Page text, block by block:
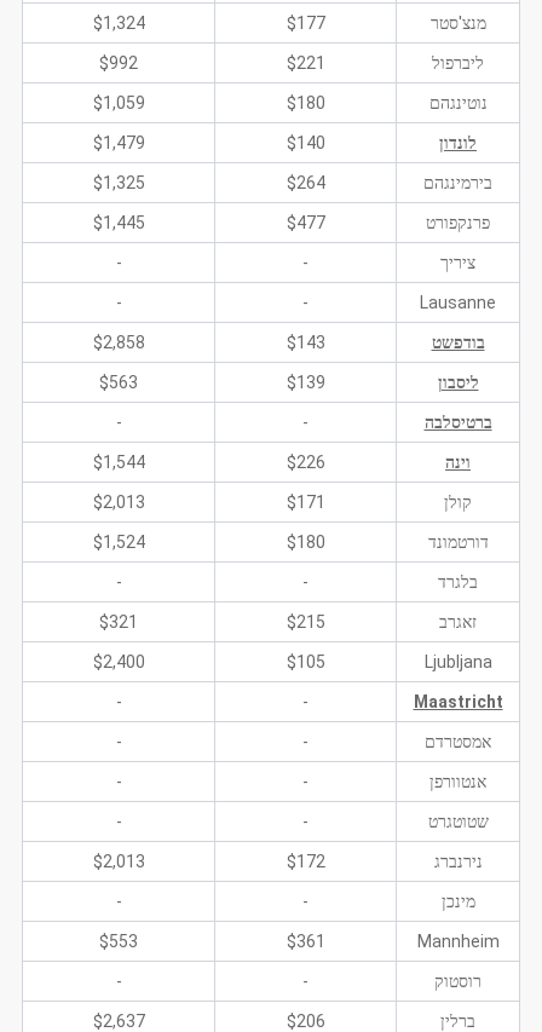
מנצ'סטר $177
$1,324
ליברפול $221
$992
נוטינגהם $180
$1,059
לונדון $140
$1,479
בירמינגהם $264
$1,325
פרנקפורט $477
$1,445
ציריך -
-
Lausanne
-
-
בודפשט $143
$2,858
ליסבון $139
$563
ברטיסלבה -
-
וינה $226
$1,544
קולן $171
$2,013
דורטמונד $180
$1,524
בלגרד -
-
זאגרב $215
$321
Ljubljana
$105
$2,400
Maastricht
-
-
אמסטרדם -
-
אנטוורפן -
-
שטוטגרט -
-
נירנברג $172
$2,013
מינכן -
-
Mannheim
$361
$553
רוסטוק -
-
ברלין $206
$2,637